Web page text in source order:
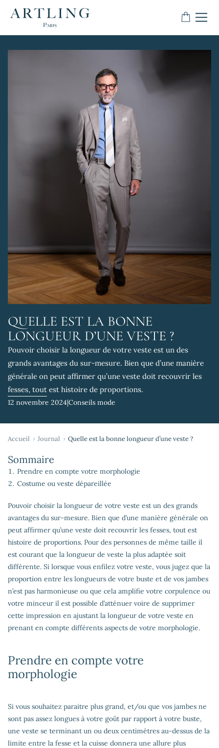
QUELLE EST LA BONNE
LONGUEUR D’UNE VESTE ?
Pouvoir choisir la longueur de votre veste est un des
grands avantages du sur-mesure. Bien que d’une manière
générale on peut affirmer qu’une veste doit recouvrir les
fesses, tout est histoire de proportions.
12 novembre 2024|Conseils mode
Accueil Journal Quelle est la bonne longueur d’une veste ?
Sommaire
Prendre en compte votre morphologie
Costume ou veste dépareillée
Pouvoir choisir la longueur de votre veste est un des grands
avantages du sur-mesure. Bien que d’une manière générale on
peut affirmer qu’une veste doit recouvrir les fesses, tout est
histoire de proportions. Pour des personnes de même taille il
est courant que la longueur de veste la plus adaptée soit
différente. Si lorsque vous enfilez votre veste, vous jugez que la
proportion entre les longueurs de votre buste et de vos jambes
n’est pas harmonieuse ou que cela amplifie votre corpulence ou
votre minceur il est possible d’atténuer voire de supprimer
cette impression en ajustant la longueur de votre veste en
prenant en compte différents aspects de votre morphologie.
Prendre en compte votre
morphologie
Si vous souhaitez paraitre plus grand, et/ou que vos jambes ne
sont pas assez longues à votre goût par rapport à votre buste,
une veste se terminant un ou deux centimètres au-dessus de la
limite entre la fesse et la cuisse donnera une allure plus